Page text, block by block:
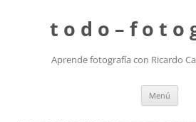
t o d o – f o t o
Aprende fotografía con Ricardo
Menú